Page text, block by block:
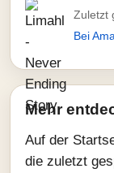
Zuletzt
Bei
Mehr
Auf der
die zuletzt